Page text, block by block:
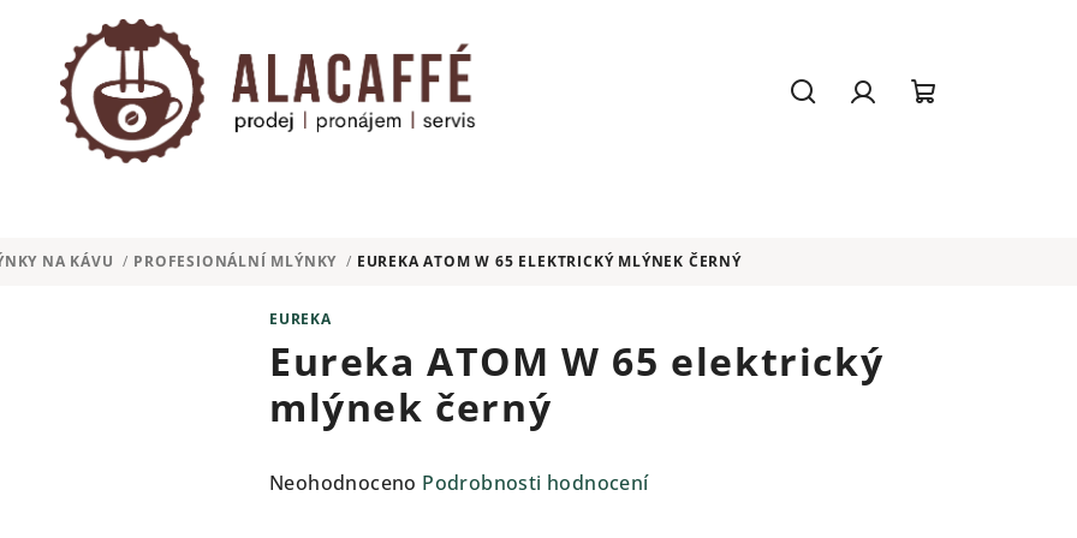
NA KÁVU / PROFESIONÁLNÍ MLÝNKY / EUREKA ATOM W 65 ELEKTRICKÝ MLÝNEK ČERNÝ
EUREKA
Eureka ATOM W 65 elektrický
mlýnek černý
Průměrné
Neohodnoceno Podrobnosti hodnocení